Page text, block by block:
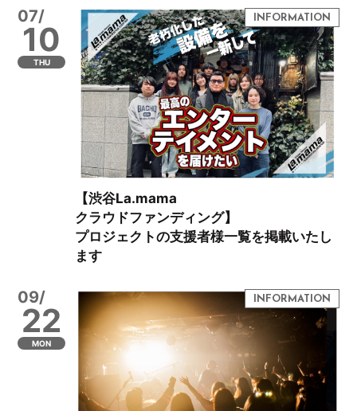
07/
10
THU
【渋谷La.mama
クラウドファンディング】
プロジェクトの支援者様一覧を掲載いたし
ます
09/
22
MON